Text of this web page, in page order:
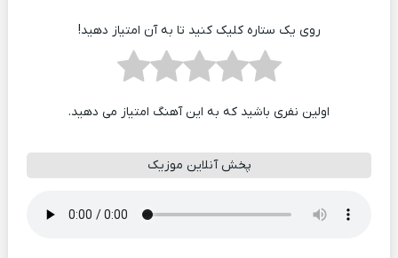
روی یک ستاره کلیک کنید تا به آن امتیاز دهید!
اولین نفری باشید که به این آهنگ امتیاز می دهید.
پخش آنلاین موزیک